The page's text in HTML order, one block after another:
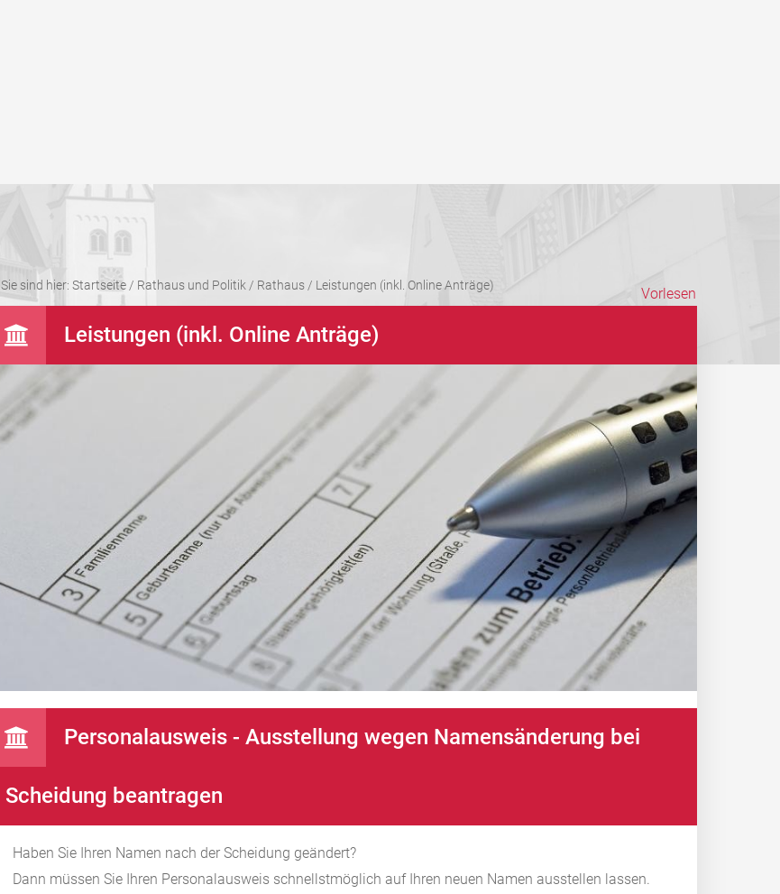
Sie sind hier: Startseite/ Rathaus und Politik / Rathaus/ Leistungen (inkl. Online Anträge) Vorlesen
Leistungen (inkl. Online Anträge)
Personalausweis - Ausstellung wegen Namensänderung bei
Scheidung beantragen
Haben Sie Ihren Namen nach der Scheidung geändert?
Dann müssen Sie Ihren Personalausweis schnellstmöglich auf Ihren neuen Namen ausstellen lassen.